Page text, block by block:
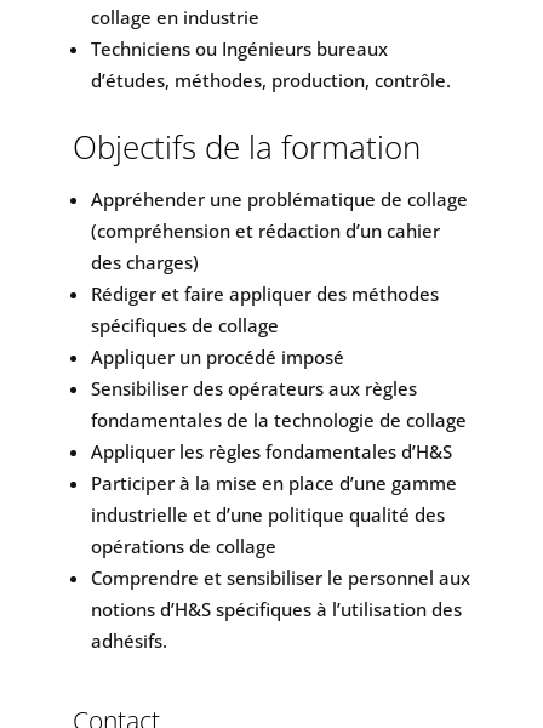
collage en industrie
Techniciens ou Ingénieurs bureaux
d’études, méthodes, production, contrôle.
Objectifs de la formation
Appréhender une problématique de collage
(compréhension et rédaction d’un cahier
des charges)
Rédiger et faire appliquer des méthodes
spécifiques de collage
Appliquer un procédé imposé
Sensibiliser des opérateurs aux règles
fondamentales de la technologie de collage
Appliquer les règles fondamentales d’H&S
Participer à la mise en place d’une gamme
industrielle et d’une politique qualité des
opérations de collage
Comprendre et sensibiliser le personnel aux
notions d’H&S spécifiques à l’utilisation des
adhésifs.
Contact